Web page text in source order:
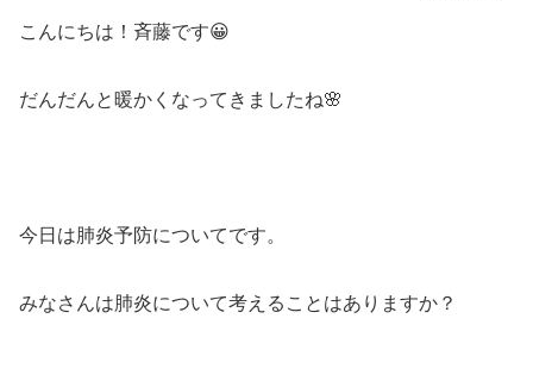
こんにちは！斉藤です😀
だんだんと暖かくなってきましたね🌸
今日は肺炎予防についてです。
みなさんは肺炎について考えることはありますか？